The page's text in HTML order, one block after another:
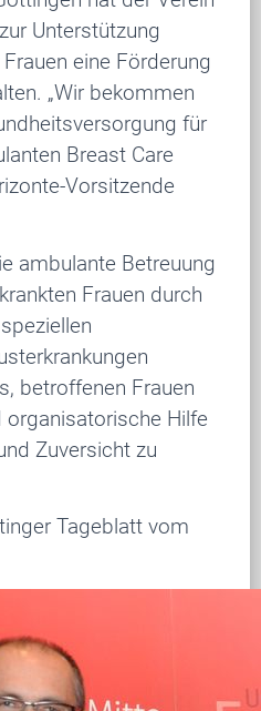
Unterstützung
eine Förderung
„Wir bekommen
für
Breast Care
Vorsitzende
ambulante Betreuung
Frauen durch
betroffenen Frauen
Hilfe
Zuversicht zu
Tageblatt vom